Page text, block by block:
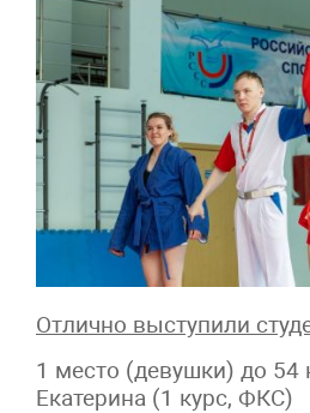
Отлично выступили
1 место (девушки) до 54
Екатерина (1 курс, ФКС)